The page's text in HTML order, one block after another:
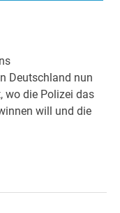
Deutschland nun
wo die Polizei das
will und die